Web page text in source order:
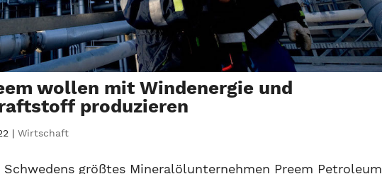
wollen mit Windenergie und
produzieren
|Wirtschaft
größtes Mineralölunternehmen Preem Petroleum